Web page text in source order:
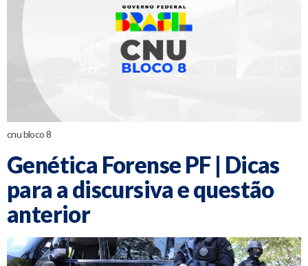
cnu bloco 8
Genética Forense PF | Dicas
para a discursiva e questão
anterior